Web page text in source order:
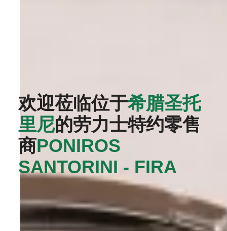
欢迎莅临位于希腊圣托
里尼的劳力士特约零售
商‭PONIROS
SANTORINI - FIRA‬